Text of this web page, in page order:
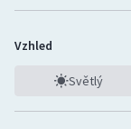
Vzhled
Světlý